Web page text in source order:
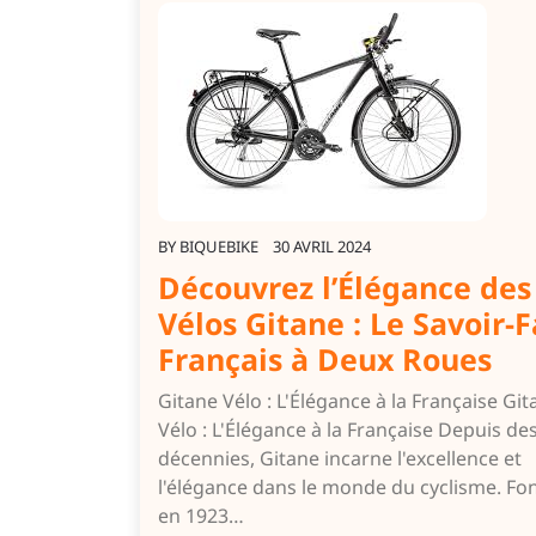
BY BIQUEBIKE 30 AVRIL 2024
Découvrez l’Élégance des
Vélos Gitane : Le Savoir-
Français à Deux Roues
Gitane Vélo : L'Élégance à la Française
Vélo : L'Élégance à la Française Depuis des
décennies, Gitane incarne l'excellence et
l'élégance dans le monde du cyclisme.
en 1923…